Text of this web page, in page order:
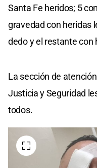
seconds
Santa Fe heridos; 5
gravedad con heridas
dedo y el restante con
La sección de
Justicia y Seguridad
todos.